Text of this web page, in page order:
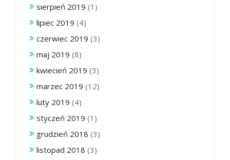
sierpień 2019 (1)
lipiec 2019 (4)
czerwiec 2019 (3)
maj 2019 (8)
kwiecień 2019 (3)
marzec 2019 (12)
luty 2019 (4)
styczeń 2019 (1)
grudzień 2018 (3)
listopad 2018 (3)